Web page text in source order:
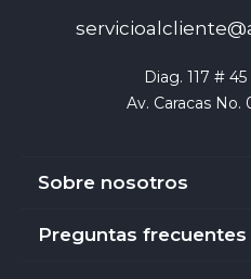
Diag. 117 #
Av. Caracas
Sobre nosotros
Preguntas frecuentes